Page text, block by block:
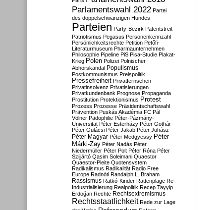
Parlamentswahl 2022 Partei
des doppelschwänzigen Hundes
Parteien Party-Bezirk Patentstreit
Patriotismus Pegasus Personenkennzahl
Persönlichkeitsrechte Petition Petőfi-
Literaturmuseum Pharmaunternehmen
Philosophie Pipeline PiS Pisa-Studie Plakat-
Krieg Polen Polizei Polnischer
Abhörskandal Populismus
Postkommunismus Preispolitik
Pressefreiheit Privatfernsehen
Privatinsolvenz Privatisierungen
Privatkundenbank Prognose Propaganda
Prostitution Protektionismus Protest
Prozess Prozesse Präsidentschaftswahl
Prävention Puskás Akadémia FC Pál
Völner Pädophilie Péter-Pázmány-
Universität Péter Esterházy Péter Gothár
Péter Gulácsi Péter Jakab Péter Juhász
Péter Magyar Péter Medgyessy Péter
Márki-Zay Péter Nadás Péter
Niedermüller Péter Polt Péter Róna Péter
Szijjártó Qasim Soleimani Quaestor
Quaestor-Pleite Quotensystem
Radikalismus Radikalität Radio Free
Europe Radnóti Randalph L. Braham
Rassismus Ratkó-Kinder Rattenplage Re-
Industrialisierung Realpolitik Recep Tayyip
Erdoğan Rechte Rechtsextremismus
Rechtsstaatlichkeit Rede zur Lage